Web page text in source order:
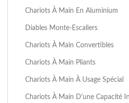
Chariots À Main En Aluminium
Diables Monte-Escaliers
Chariots À Main Convertibles
Chariots À Main Pliants
Chariots À Main À Usage Spécial
Chariots À Main D'une Capacité